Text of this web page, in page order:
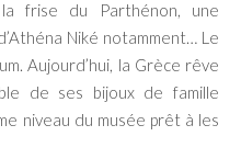
frise du Parthénon, une
Niké notamment… Le
Aujourd’hui, la Grèce rêve
de ses bijoux de famille
niveau du musée prêt à les